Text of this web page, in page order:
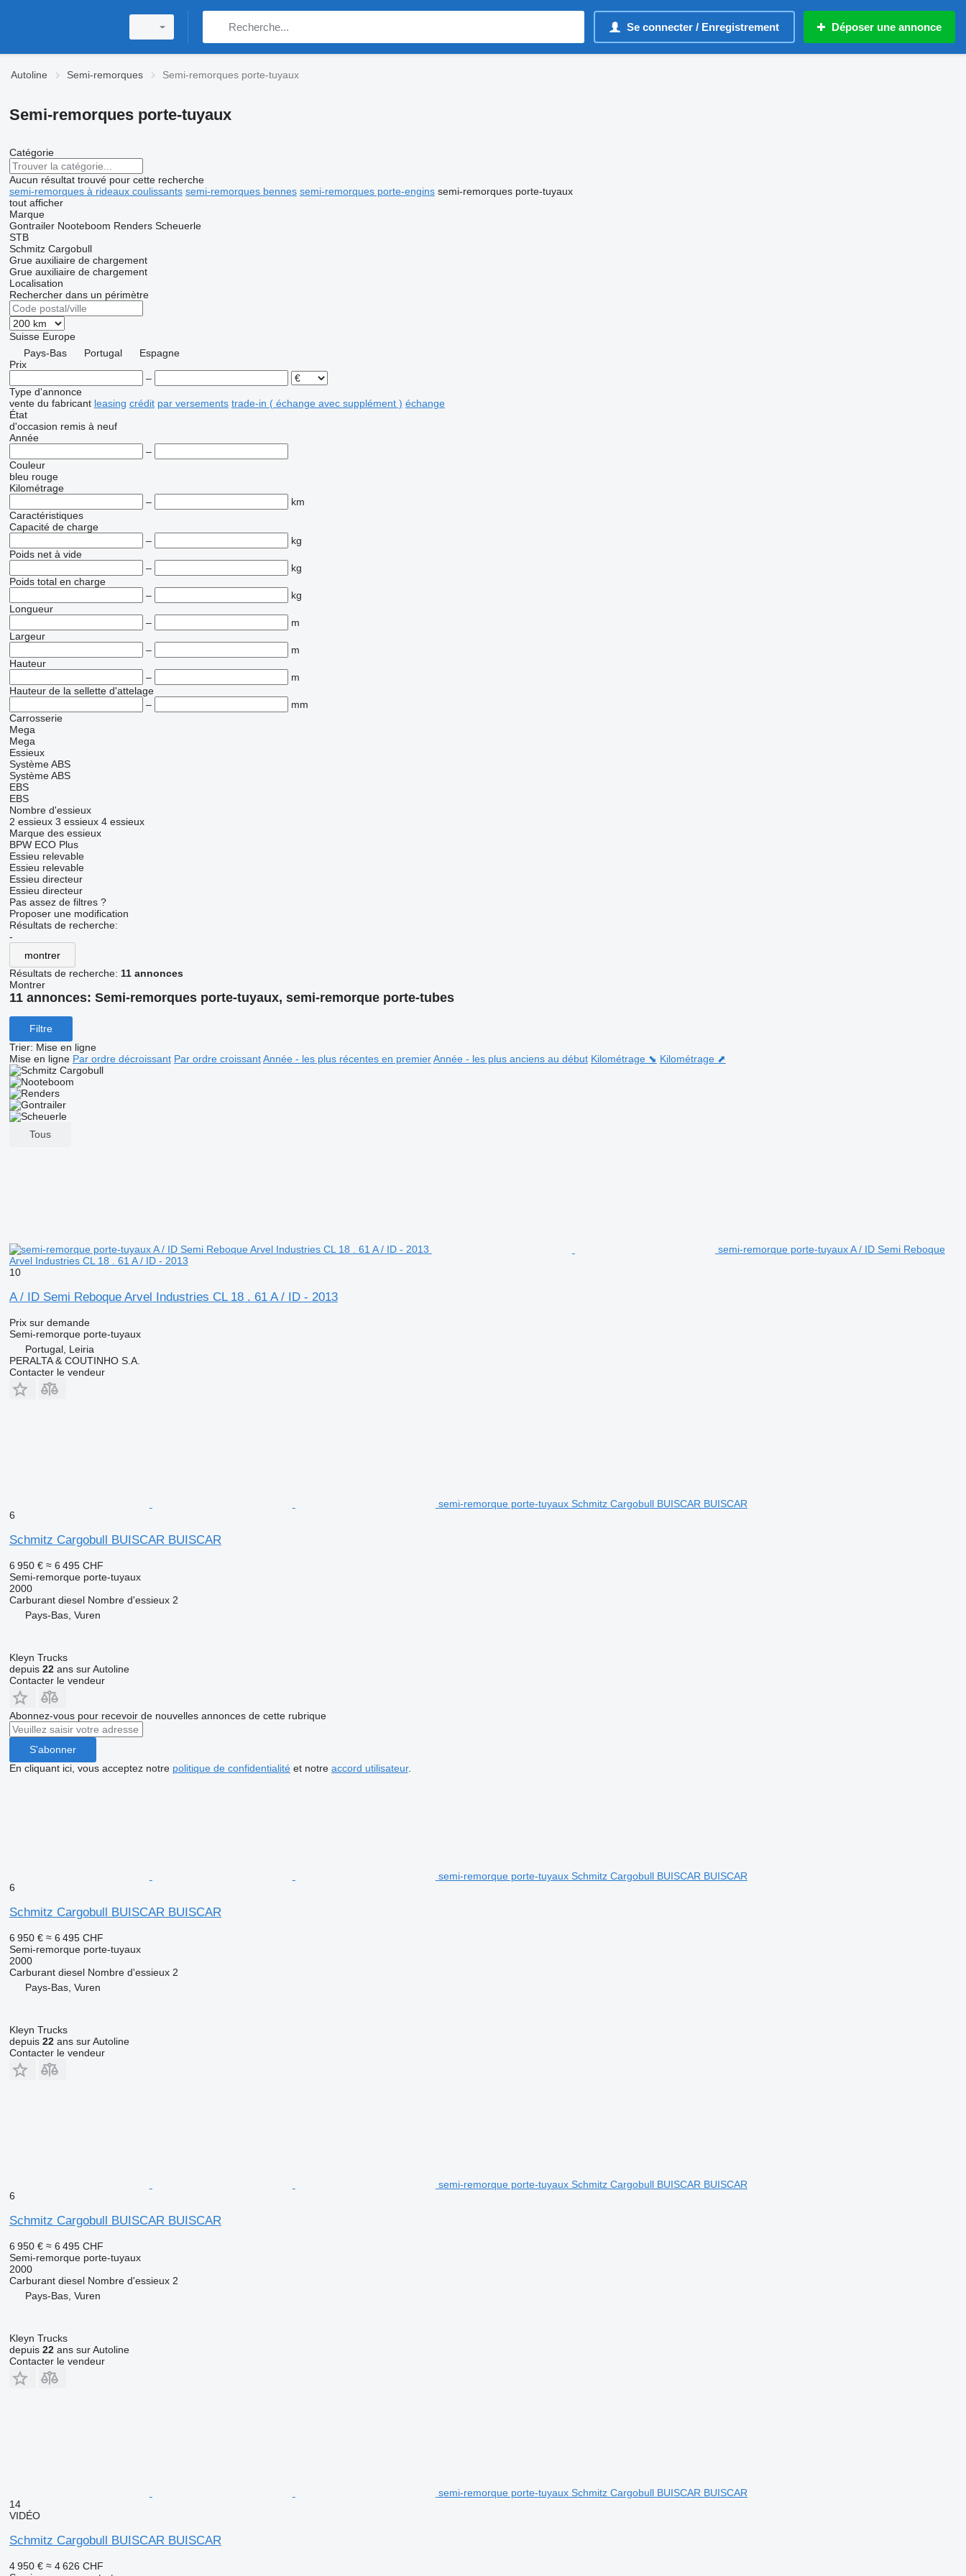
Se connecter / Enregistrement Déposer une annonce
Autoline Semi-remorques Semi-remorques porte-tuyaux
Semi-remorques porte-tuyaux
Catégorie
Aucun résultat trouvé pour cette recherche
semi-remorques à rideaux coulissants semi-remorques bennes semi-remorques porte-engins semi-remorques porte-tuyaux
tout afficher
Marque
Gontrailer Nooteboom Renders Scheuerle
STB
Schmitz Cargobull
Grue auxiliaire de chargement
Grue auxiliaire de chargement
Localisation
Rechercher dans un périmètre
Suisse Europe
Pays-Bas
Portugal
Espagne
Prix
–
Type d'annonce
vente du fabricant leasing crédit par versements trade-in ( échange avec supplément ) échange
État
d'occasion remis à neuf
Année
–
Couleur
bleu rouge
Kilométrage
–
km
Caractéristiques
Capacité de charge
–
kg
Poids net à vide
–
kg
Poids total en charge
–
kg
Longueur
–
m
Largeur
–
m
Hauteur
–
m
Hauteur de la sellette d'attelage
–
mm
Carrosserie
Mega
Mega
Essieux
Système ABS
Système ABS
EBS
EBS
Nombre d'essieux
2 essieux 3 essieux 4 essieux
Marque des essieux
BPW ECO Plus
Essieu relevable
Essieu relevable
Essieu directeur
Essieu directeur
Pas assez de filtres ?
Proposer une modification
Résultats de recherche:
-
montrer
Résultats de recherche: 11 annonces
Montrer
11 annonces: Semi-remorques porte-tuyaux, semi-remorque porte-tubes
Filtre
Trier: Mise en ligne
Mise en ligne Par ordre décroissant Par ordre croissant Année - les plus récentes en premier Année - les plus anciens au début Kilométrage ⬊ Kilométrage ⬈
Tous
semi-remorque porte-tuyaux A / ID Semi Reboque
Arvel Industries CL 18 . 61 A / ID - 2013
10
A / ID Semi Reboque Arvel Industries CL 18 . 61 A / ID - 2013
Prix sur demande
Semi-remorque porte-tuyaux
Portugal, Leiria
PERALTA & COUTINHO S.A.
Contacter le vendeur
semi-remorque porte-tuyaux Schmitz Cargobull BUISCAR BUISCAR
6
Schmitz Cargobull BUISCAR BUISCAR
6 950 € ≈ 6 495 CHF
Semi-remorque porte-tuyaux
2000
Carburant diesel Nombre d'essieux 2
Pays-Bas, Vuren
Kleyn Trucks
depuis 22ans sur Autoline
Contacter le vendeur
Abonnez-vous pour recevoir de nouvelles annonces de cette rubrique
S'abonner
En cliquant ici, vous acceptez notre politique de confidentialitéet notre accord utilisateur.
semi-remorque porte-tuyaux Schmitz Cargobull BUISCAR BUISCAR
6
Schmitz Cargobull BUISCAR BUISCAR
6 950 € ≈ 6 495 CHF
Semi-remorque porte-tuyaux
2000
Carburant diesel Nombre d'essieux 2
Pays-Bas, Vuren
Kleyn Trucks
depuis 22ans sur Autoline
Contacter le vendeur
semi-remorque porte-tuyaux Schmitz Cargobull BUISCAR BUISCAR
6
Schmitz Cargobull BUISCAR BUISCAR
6 950 € ≈ 6 495 CHF
Semi-remorque porte-tuyaux
2000
Carburant diesel Nombre d'essieux 2
Pays-Bas, Vuren
Kleyn Trucks
depuis 22ans sur Autoline
Contacter le vendeur
semi-remorque porte-tuyaux Schmitz Cargobull BUISCAR BUISCAR
14
VIDÉO
Schmitz Cargobull BUISCAR BUISCAR
4 950 € ≈ 4 626 CHF